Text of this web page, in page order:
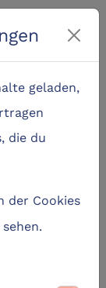
geladen,
die du
der Cookies
den DLC?
sein? All
und
liegt bis
der DLC mit